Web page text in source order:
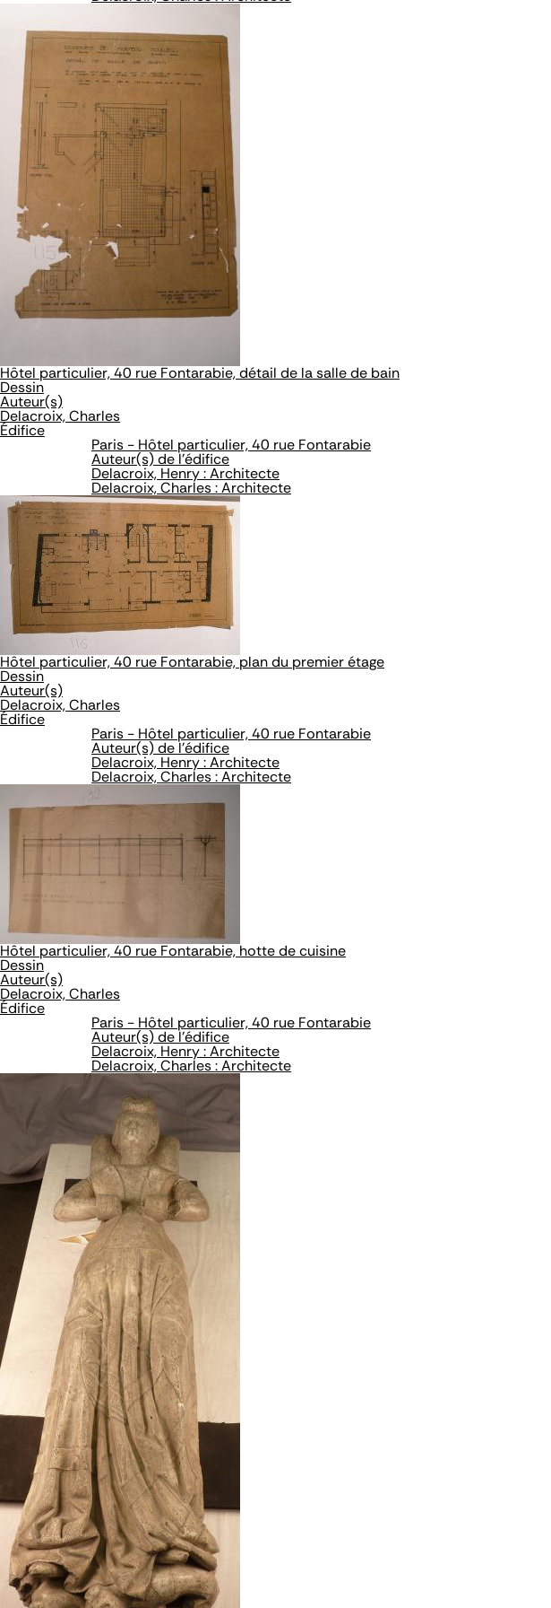
Hôtel particulier, 40 rue Fontarabie, détail de la salle de bain
Dessin
Auteur(s)
Delacroix, Charles
Édifice
Paris - Hôtel particulier, 40 rue Fontarabie
Auteur(s) de l'édifice
Delacroix, Henry : Architecte
Delacroix, Charles : Architecte
Hôtel particulier, 40 rue Fontarabie, plan du premier étage
Dessin
Auteur(s)
Delacroix, Charles
Édifice
Paris - Hôtel particulier, 40 rue Fontarabie
Auteur(s) de l'édifice
Delacroix, Henry : Architecte
Delacroix, Charles : Architecte
Hôtel particulier, 40 rue Fontarabie, hotte de cuisine
Dessin
Auteur(s)
Delacroix, Charles
Édifice
Paris - Hôtel particulier, 40 rue Fontarabie
Auteur(s) de l'édifice
Delacroix, Henry : Architecte
Delacroix, Charles : Architecte